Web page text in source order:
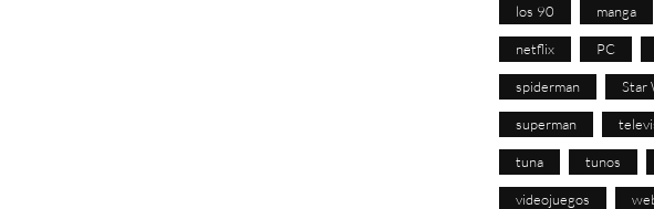
los 90 manga
netflix PC
spiderman Star
superman
tuna tunos
videojuegos